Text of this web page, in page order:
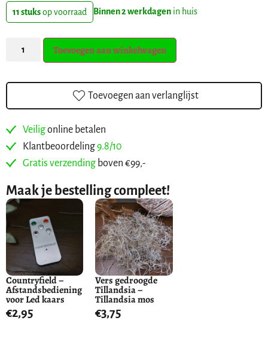
11 stuksop voorraad Binnen 2 werkdagen in huis
Toevoegen aan winkelwagen
Toevoegen aan verlanglijst
Veiligonline betalen
Klantbeoordeling9.8/10
Gratis verzendingboven €99,-
Maak je bestelling compleet!
Countryfield –
Afstandsbediening
voor Led kaars
€2,95
Vers gedroogde
Tillandsia –
Tillandsia mos
€3,75